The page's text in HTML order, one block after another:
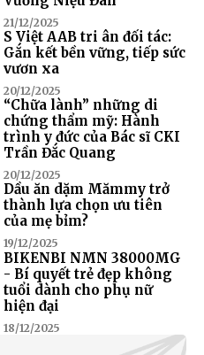
21/12/2025
S Việt AAB tri ân đối tác:
Gắn kết bền vững, tiếp sức
vươn xa
20/12/2025
“Chữa lành” những di
chứng thẩm mỹ: Hành
trình y đức của Bác sĩ CKI
Trần Đắc Quang
20/12/2025
Dầu ăn dặm Mămmy trở
thành lựa chọn ưu tiên
của mẹ bỉm?
19/12/2025
BIKENBI NMN 38000MG
- Bí quyết trẻ đẹp không
tuổi dành cho phụ nữ
hiện đại
18/12/2025